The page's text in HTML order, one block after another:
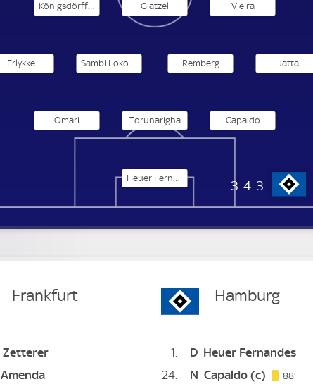
Hamburger SV
3-4-3
Capaldo
Torunarigha
Omari
Jatta
Remberg
Erlykke
Vieira
Glatzel
Königsdörffer
Frankfurt
Zetterer
Amenda
Hamburg
1 D Heuer Fernandes
24
N Capaldo(c) 88'